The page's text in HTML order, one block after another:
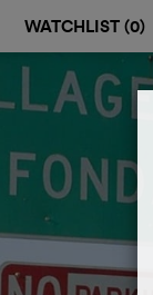
WATCHLIST (0)